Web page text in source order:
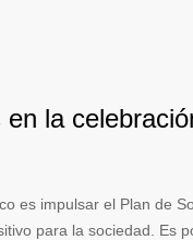
en la
es impulsar el Plan de
para la sociedad. Es